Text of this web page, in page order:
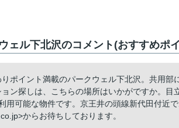
ェル下北沢のコメント(おすすめポ
りポイント満載のパークウェル下北沢。共用
ョン探しは、こちらの場所はいかがですか。
用可能な物件です。京王井の頭線新代田付近
からお待ちしております。